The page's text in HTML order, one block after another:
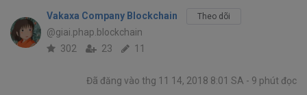
Vakaxa Company Blockchain
@giai.phap.blockchain
Theo dõi
302 23 11
Đã đăng vào thg 11 14, 2018 8:01 SA 9 phút đọc